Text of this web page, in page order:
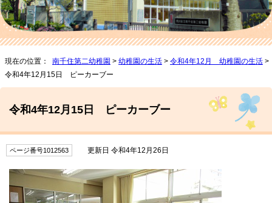
現在の位置： 南千住第二幼稚園 > 幼稚園の生活 > 令和4年12月 幼稚園の生活 >
令和4年12月15日 ピーカーブー
令和4年12月15日 ピーカーブー
ページ番号1012563 更新日 令和4年12月26日